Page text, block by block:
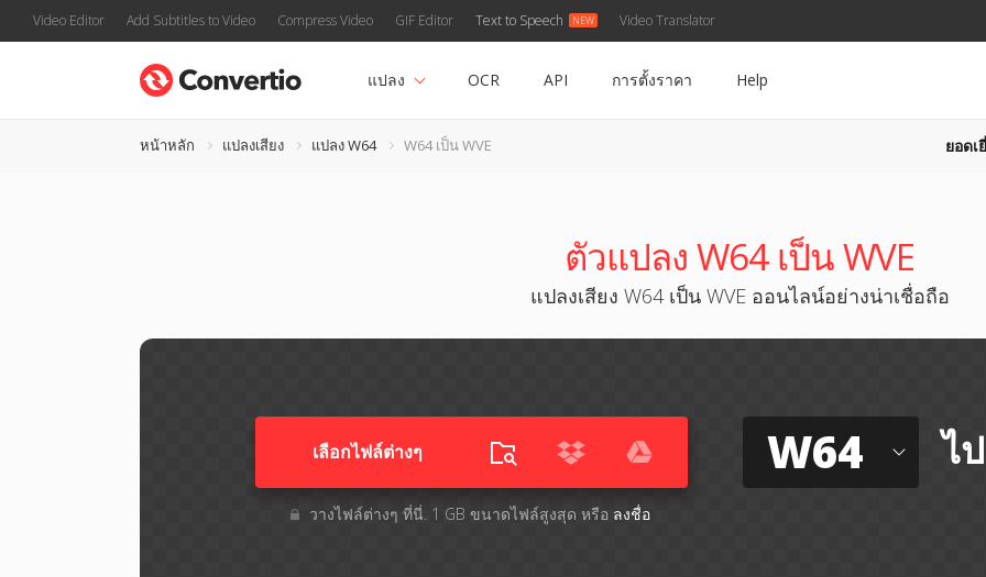
Video Editor Add Subtitles to Video Compress Video GIF Editor Text to Speech Video Translator
แปลง OCR API การตั้งราคา Help
หน้าหลัก แปลงเสียง แปลง W64 W64 เป็น WVE ยอดเ
ตัวแปลง W64 เป็น WVE
แปลงเสียง W64 เป็น WVE ออนไลน์อย่างน่าเชื่อถือ
เลือกไฟล์ต่างๆ​
วางไฟล์ต่างๆ​ ที่นี่. 1 GB ขนาดไฟล์สูงสุด หรือ ลงชื่อ
W64 ไ